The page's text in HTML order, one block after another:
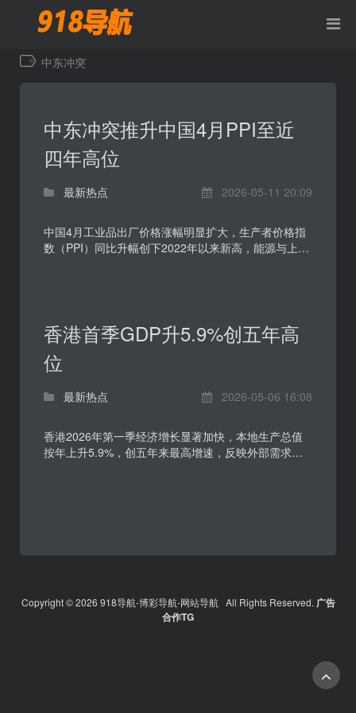
中东冲突
中东冲突推升中国4月PPI至近
四年高位
最新热点 2026-05-11 20:09
中国4月工业品出厂价格涨幅明显扩大，生产者价格指
数（PPI）同比升幅创下2022年以来新高，能源与上游
香港首季GDP升5.9%创五年高
位
最新热点 2026-05-06 16:08
香港2026年第一季经济增长显著加快，本地生产总值
按年上升5.9%，创五年来最高增速，反映外部需求改
Copyright © 2026 918导航-博彩导航-网站导航 All Rights Reserved. 广告
合作TG